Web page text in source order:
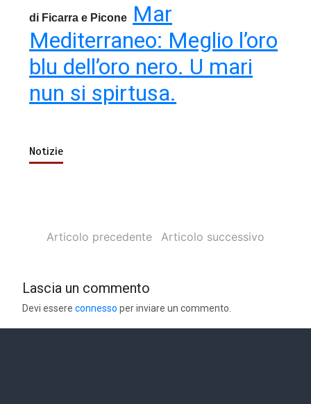
di Ficarra e Picone
Mar
Mediterraneo: Meglio l’oro
blu dell’oro nero. U mari
nun si spirtusa.
Notizie
Articolo precedente Articolo successivo
Lascia un commento
Devi essereconnesso per inviare un commento.